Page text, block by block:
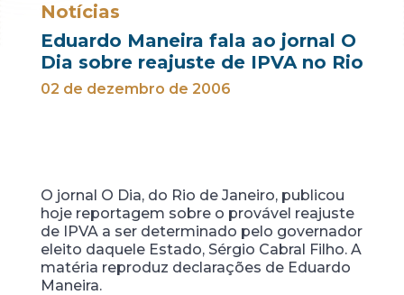
Notícias
Eduardo Maneira fala ao jornal O
Dia sobre reajuste de IPVA no Rio
02 de dezembro de 2006
O jornal O Dia, do Rio de Janeiro, publicou
hoje reportagem sobre o provável reajuste
de IPVA a ser determinado pelo governador
eleito daquele Estado, Sérgio Cabral Filho. A
matéria reproduz declarações de Eduardo
Maneira.